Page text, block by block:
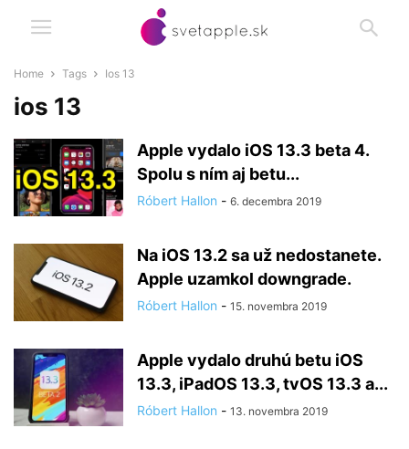
Home Tags Ios 13
ios 13
Apple vydalo iOS 13.3 beta 4.
Spolu s ním aj betu...
Róbert Hallon - 6. decembra 2019
Na iOS 13.2 sa už nedostanete.
Apple uzamkol downgrade.
Róbert Hallon - 15. novembra 2019
Apple vydalo druhú betu iOS
13.3, iPadOS 13.3, tvOS 13.3 a...
Róbert Hallon - 13. novembra 2019